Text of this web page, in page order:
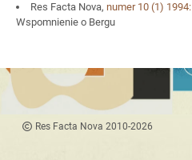
Res Facta Nova, numer 10 (1) 1994:
Wspomnienie o Bergu
Res Facta Nova 2010-2026